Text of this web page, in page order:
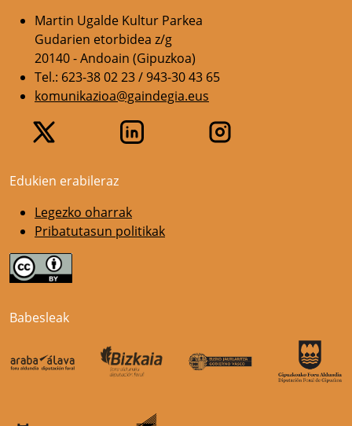
Martin Ugalde Kultur Parkea
Gudarien etorbidea z/g
20140 - Andoain (Gipuzkoa)
Tel.: 623-38 02 23 / 943-30 43 65
komunikazioa@gaindegia.eus
Edukien erabileraz
Legezko oharrak
Pribatutasun politikak
Babesleak